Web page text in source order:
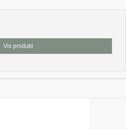
Vis produkt